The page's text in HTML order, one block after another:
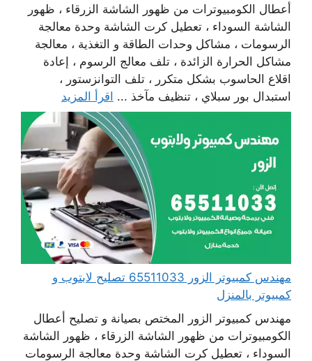
أعطال الكومبيوترات من ظهور الشاشة الزرقاء ، ظهور
الشاشة السوداء ، تعطيل كرت الشاشة وحدة معالجة
الرسومات ، مشاكل وحدات الطاقة و التغذية ، معالجة
مشاكل الحرارة الزائدة ، تلف معالج الرسوم ، إعادة
اقلاع الحاسوب بشكل متكرر ، تلف التوانزستور ،
استبدال بور سبلاي ، تنظيف مآخذ ... اقرأ المزيد
مهندس كمبيوتر الزور 65511033 تصليح لابتوب و
كمبيوتر بالمنزل
مهندس كمبيوتر الزور المختص بصيانة و تصليح أعطال
الكومبيوترات من ظهور الشاشة الزرقاء ، ظهور الشاشة
السوداء ، تعطيل كرت الشاشة وحدة معالجة الرسومات